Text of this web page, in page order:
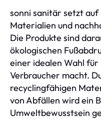
sonni sanitär setzt
Materialien und
Die Produkte sind
ökologischen
einer idealen Wahl
Verbraucher macht.
recyclingfähigen
von Abfällen wird ein
Umweltbewusstsein